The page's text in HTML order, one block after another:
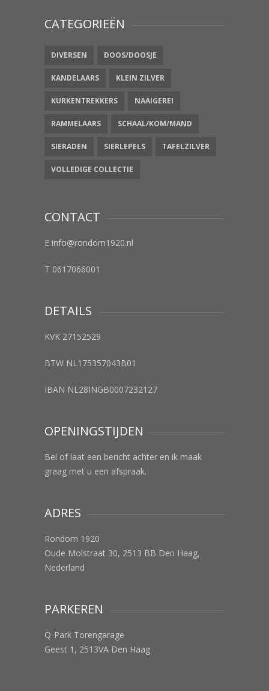
CATEGORIEËN
DIVERSEN DOOS/DOOSJE
KANDELAARS KLEIN ZILVER
KURKENTREKKERS NAAIGEREI
RAMMELAARS SCHAAL/KOM/MAND
SIERADEN SIERLEPELS TAFELZILVER
VOLLEDIGE COLLECTIE
CONTACT
E info@rondom1920.nl
T 0617066001
DETAILS
KVK 27152529
BTW NL175357043B01
IBAN NL28INGB0007232127
OPENINGSTIJDEN
Bel of laat een bericht achter en ik maak
graag met u een afspraak.
ADRES
Rondom 1920
Oude Molstraat 30, 2513 BB Den Haag,
Nederland
PARKEREN
Q-Park Torengarage
Geest 1, 2513VA Den Haag